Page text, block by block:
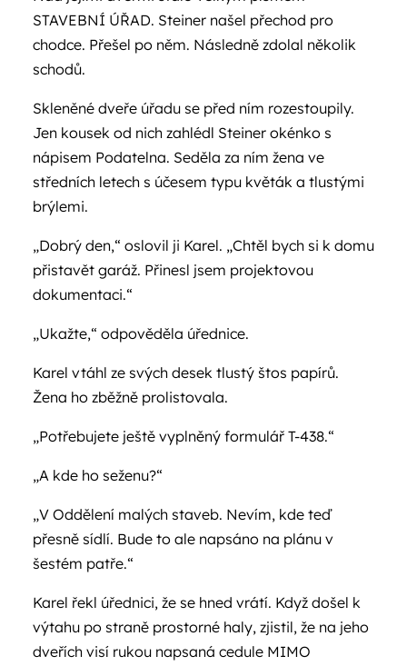
STAVEBNÍ ÚŘAD. Steiner našel přechod pro
chodce. Přešel po něm. Následně zdolal několik
schodů.
Skleněné dveře úřadu se před ním rozestoupily.
Jen kousek od nich zahlédl Steiner okénko s
nápisem Podatelna. Seděla za ním žena ve
středních letech s účesem typu květák a tlustými
brýlemi.
„Dobrý den,“ oslovil ji Karel. „Chtěl bych si k domu
přistavět garáž. Přinesl jsem projektovou
dokumentaci.“
„Ukažte,“ odpověděla úřednice.
Karel vtáhl ze svých desek tlustý štos papírů.
Žena ho zběžně prolistovala.
„Potřebujete ještě vyplněný formulář T-438.“
„A kde ho seženu?“
„V Oddělení malých staveb. Nevím, kde teď
přesně sídlí. Bude to ale napsáno na plánu v
šestém patře.“
Karel řekl úřednici, že se hned vrátí. Když došel k
výtahu po straně prostorné haly, zjistil, že na jeho
dveřích visí rukou napsaná cedule MIMO